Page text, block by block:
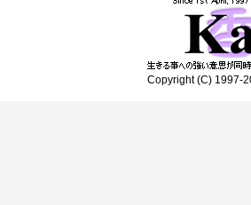
Copyright (C) 1997-